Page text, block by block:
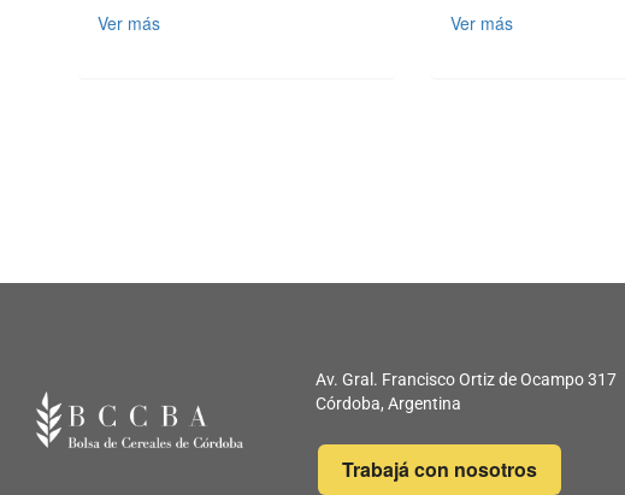
Ver más
Ver más
Av. Gral. Francisco Ortiz de Ocampo 317
Córdoba, Argentina
Trabajá con nosotros